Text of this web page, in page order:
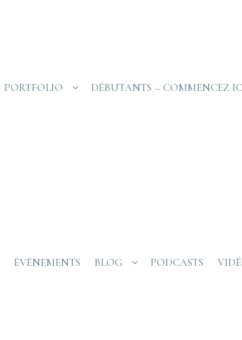
PORTFOLIO DÉBUTANTS – COMMENCEZ
ÉVÈNEMENTS BLOG PODCASTS